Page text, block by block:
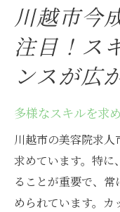
新しいス
イント
実際に働
リアル
美容院でキャ
職場を探そう
キャリア
ドバイス
川越市今
川越市今
注目！ス
ンスが広
多様なスキルを求
川越市の美容院求
求めています。特に
ることが重要で、
められています。カ